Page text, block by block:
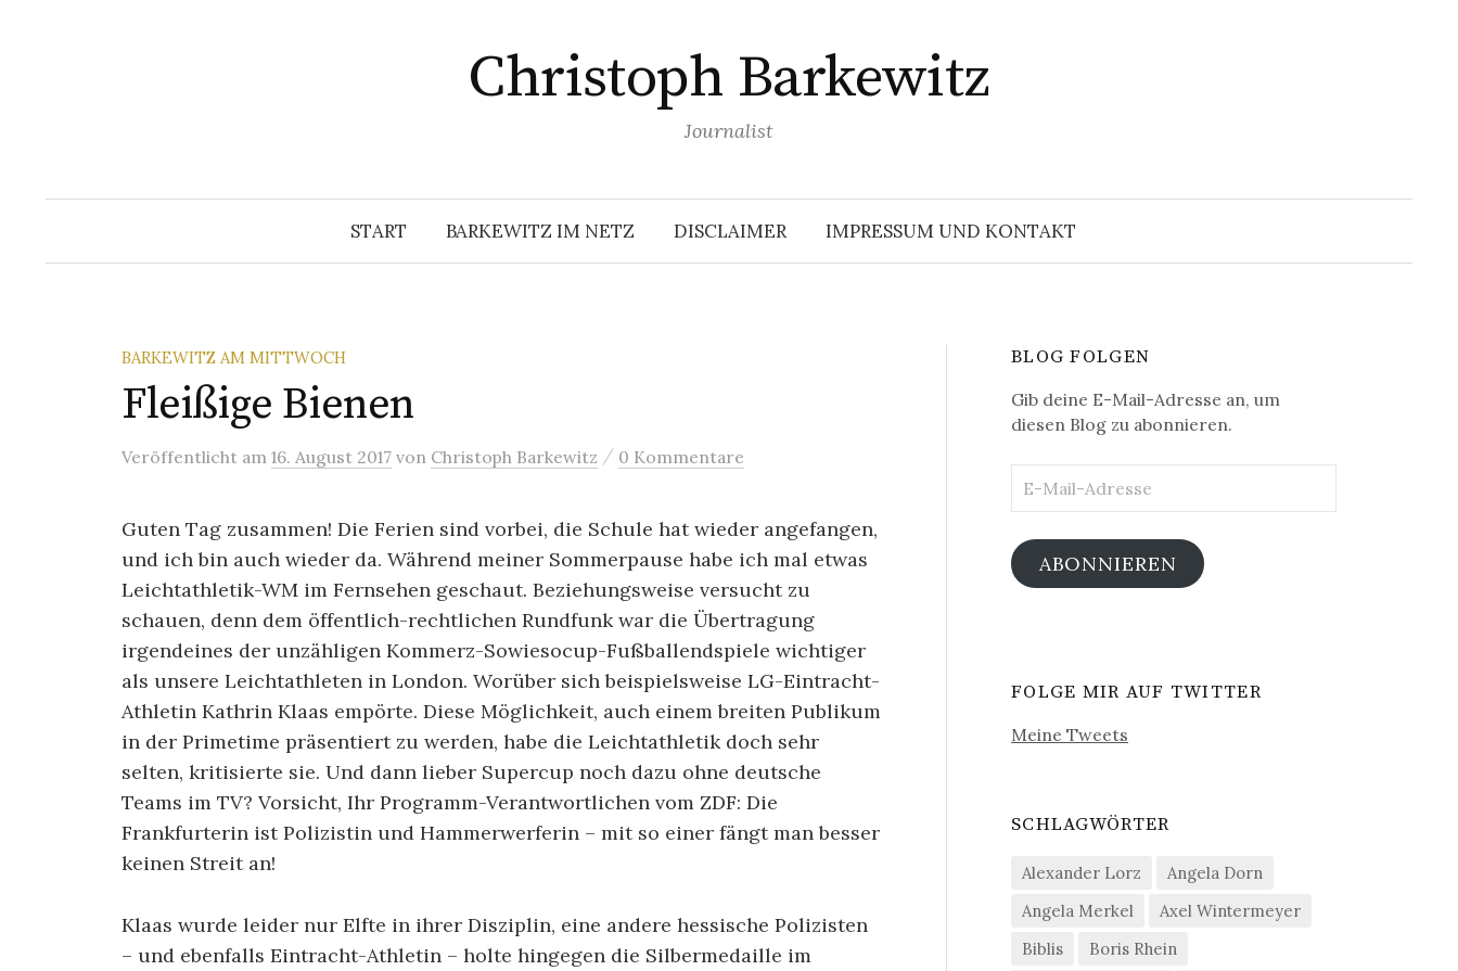
Christoph Barkewitz
Journalist
START BARKEWITZ IM NETZ DISCLAIMER IMPRESSUM UND KONTAKT
Suchen
BARKEWITZ AM MITTWOCH
Fleißige Bienen
Veröffentlicht am 16. August 2017 von Christoph Barkewitz / 0 Kommentare
Guten Tag zusammen! Die Ferien sind vorbei, die Schule hat wieder angefangen,
und ich bin auch wieder da. Während meiner Sommerpause habe ich mal etwas
Leichtathletik-WM im Fernsehen geschaut. Beziehungsweise versucht zu
schauen, denn dem öffentlich-rechtlichen Rundfunk war die Übertragung
irgendeines der unzähligen Kommerz-Sowiesocup-Fußballendspiele wichtiger
als unsere Leichtathleten in London. Worüber sich beispielsweise LG-Eintracht-
Athletin Kathrin Klaas empörte. Diese Möglichkeit, auch einem breiten Publikum
in der Primetime präsentiert zu werden, habe die Leichtathletik doch sehr
selten, kritisierte sie. Und dann lieber Supercup noch dazu ohne deutsche
Teams im TV? Vorsicht, Ihr Programm-Verantwortlichen vom ZDF: Die
Frankfurterin ist Polizistin und Hammerwerferin – mit so einer fängt man besser
keinen Streit an!
Klaas wurde leider nur Elfte in ihrer Disziplin, eine andere hessische Polizisten
– und ebenfalls Eintracht-Athletin – holte hingegen die Silbermedaille im
BLOG FOLGEN
Gib deine E-Mail-Adresse an, um
diesen Blog zu abonnieren.
Mail-
ABONNIEREN
FOLGE MIR AUF TWITTER
Meine Tweets
SCHLAGWÖRTER
Alexander Lorz
Angela Dorn
Angela Merkel
Axel Wintermeyer
Biblis
Boris Rhein